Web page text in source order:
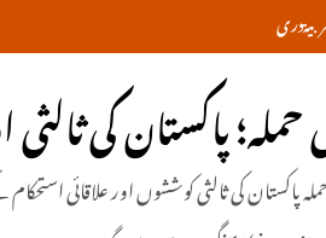
دری
پاکستان کی
پاکستان کی ثالثی کوششوں اور